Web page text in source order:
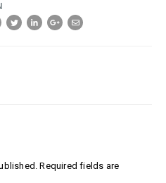
Required fields are